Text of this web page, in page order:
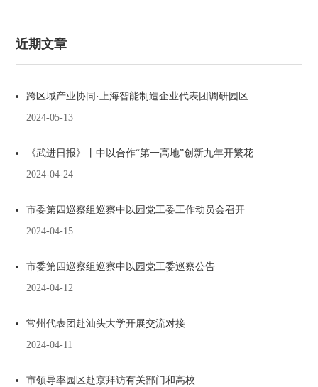
近期文章
跨区域产业协同·上海智能制造企业代表团调研园区
2024-05-13
《武进日报》丨中以合作“第一高地”创新九年开繁花
2024-04-24
市委第四巡察组巡察中以园党工委工作动员会召开
2024-04-15
市委第四巡察组巡察中以园党工委巡察公告
2024-04-12
常州代表团赴汕头大学开展交流对接
2024-04-11
市领导率园区赴京拜访有关部门和高校